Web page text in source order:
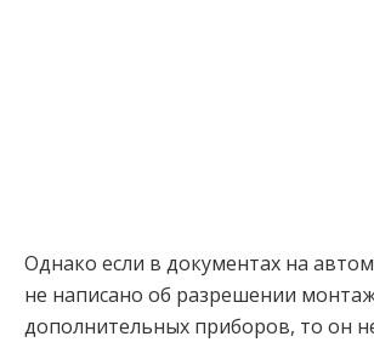
Однако если в документах на
не написано об разрешении
дополнительных приборов, то он